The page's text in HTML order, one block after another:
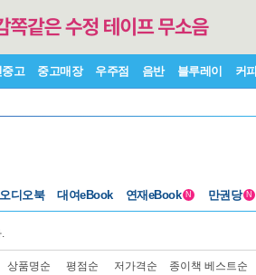
고 중고매장 우주점 음반 블루레이 커피
오디오북 대여eBook 연재eBook N 만권당 N
상품명순 평점순 저가격순 종이책 베스트순